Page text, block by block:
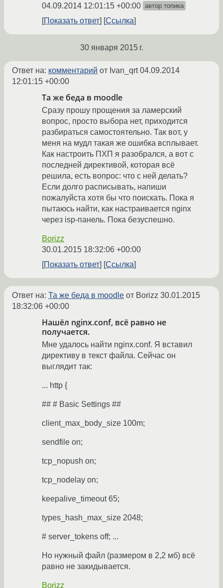
04.09.2014 12:01:15 +00:00 автор топика
Показать ответ Ссылка
30 января 2015 г.
Ответ на: комментарий от Ivan_qrt04.09.2014
12:01:15 +00:00
Та же беда в moodle
Сразу прошу прощения за ламерский
вопрос, просто выбора нет, приходится
разбираться самостоятельно. Так вот, у
меня на мудл такая же ошибка всплывает.
Как настроить ПХП я разобрался, а вот с
последней директивой, которая всё
решила, есть вопрос: что с ней делать?
Если долго расписывать, напиши
пожалуйста хотя бы что поискать. Пока я
пытаюсь найти, как настраивается nginx
через isp-панель. Пока безуспешно.
Borizz
30.01.2015 18:32:06 +00:00
Показать ответ
Ссылка
Ответ на: Та же беда в moodle от Borizz 30.01.2015
18:32:06 +00:00
Нашёл nginx.conf, всё равно не
получается.
Мне удалось найти nginx.conf. Я вставил
директиву в текст файла. Сейчас он
выглядит так:
... http {
## # Basic Settings ##
client_max_body_size 100m;
sendfile on;
tcp_nopush on;
tcp_nodelay on;
keepalive_timeout 65;
types_hash_max_size 2048;
# server_tokens off; ...
Но нужный файл (размером в 2,2 мб) всё
равно не закидывается.
Borizz